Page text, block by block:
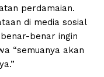
perdamaian.
di media sosial
benar ingin
“semuanya akan